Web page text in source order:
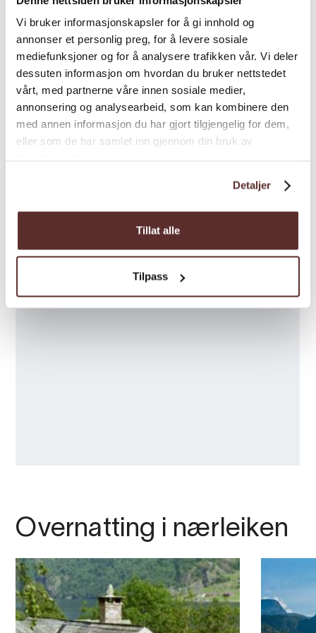
Vi bruker informasjonskapsler for å gi innhold og
annonser et personlig preg, for å levere sosiale
mediefunksjoner og for å analysere trafikken vår. Vi deler
dessuten informasjon om hvordan du bruker nettstedet
vårt, med partnerne våre innen sosiale medier,
annonsering og analysearbeid, som kan kombinere den
med annen informasjon du har gjort tilgjengelig for dem,
eller som de har samlet inn gjennom din bruk av
Detaljer
Tillat alle
Tilpass
Kart
Overnatting i nærleiken